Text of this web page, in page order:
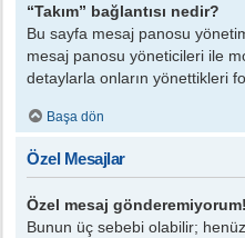
“Takım” bağlantısı nedir?
Bu sayfa mesaj panosu
mesaj panosu yöneticileri ile
detaylarla onların yönettikleri
Başa dön
Özel Mesajlar
Özel mesaj gönderemiyorum!
Bunun üç sebebi olabilir;